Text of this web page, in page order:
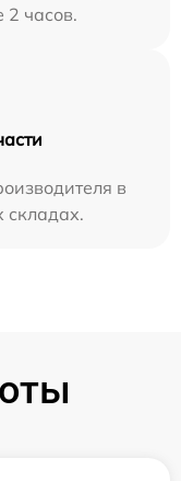
2 часов.
в
складах.